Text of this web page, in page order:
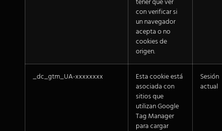
con verificar si
un navegador
acepta o no
cookies de
origen.
_dc_gtm_UA-xxxxxxxx
Esta cookie está
asociada con
sitios que
utilizan Google
Tag Manager
para cargar
Sesión
actual